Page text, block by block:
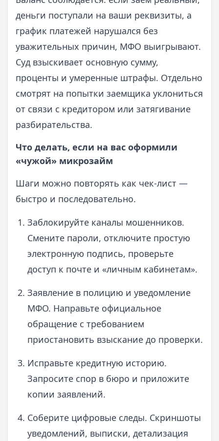
деньги поступали на ваши реквизиты, а
график платежей нарушался без
уважительных причин, МФО выигрывают.
Суд взыскивает основную сумму,
проценты и умеренные штрафы. Отдельно
смотрят на попытки заемщика уклониться
от связи с кредитором или затягивание
разбирательства.
Что делать, если на вас оформили
«чужой» микрозайм
Шаги можно повторять как чек-лист —
быстро и последовательно.
Заблокируйте каналы мошенников.
Смените пароли, отключите простую
электронную подпись, проверьте
доступ к почте и «личным кабинетам».
Заявление в полицию и уведомление
МФО. Направьте официальное
обращение с требованием
приостановить взыскание до проверки.
Исправьте кредитную историю.
Запросите спор в бюро и приложите
копии заявлений.
Соберите цифровые следы. Скриншоты
уведомлений, выписки, детализация